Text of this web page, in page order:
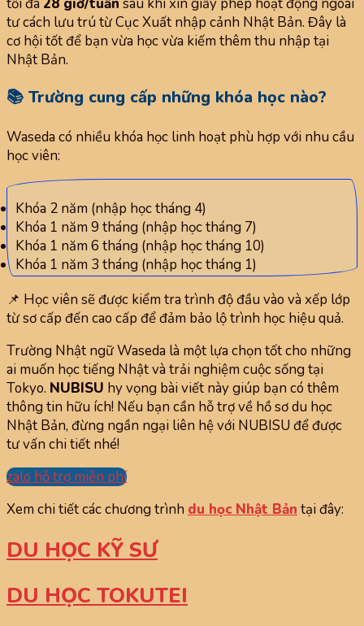
tư cách lưu trú từ Cục Xuất nhập cảnh Nhật Bản. Đây là
cơ hội tốt để bạn vừa học vừa kiếm thêm thu nhập tại
Nhật Bản.
📚 Trường cung cấp những khóa học nào?
Waseda có nhiều khóa học linh hoạt phù hợp với nhu cầu
học viên:
Khóa 2 năm (nhập học tháng 4)
Khóa 1 năm 9 tháng (nhập học tháng 7)
Khóa 1 năm 6 tháng (nhập học tháng 10)
Khóa 1 năm 3 tháng (nhập học tháng 1)
📌 Học viên sẽ được kiểm tra trình độ đầu vào và xếp lớp
từ sơ cấp đến cao cấp để đảm bảo lộ trình học hiệu quả.
Trường Nhật ngữ Waseda là một lựa chọn tốt cho những
ai muốn học tiếng Nhật và trải nghiệm cuộc sống tại
Tokyo. NUBISU hy vọng bài viết này giúp bạn có thêm
thông tin hữu ích! Nếu bạn cần hỗ trợ về hồ sơ du học
Nhật Bản, đừng ngần ngại liên hệ với NUBISU để được
tư vấn chi tiết nhé!
zalo hỗ trợ miễn phí
Xem chi tiết các chương trình du học Nhật Bản tại đây:
DU HỌC KỸ SƯ
DU HỌC TOKUTEI